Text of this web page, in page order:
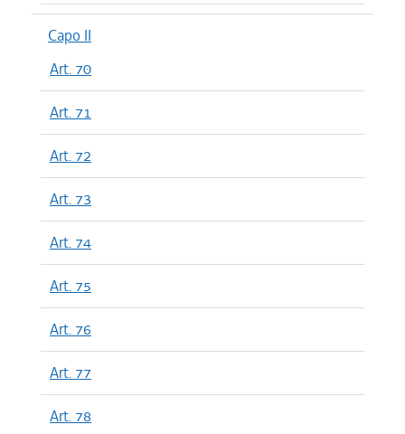
Capo II
Art. 70
Art. 71
Art. 72
Art. 73
Art. 74
Art. 75
Art. 76
Art. 77
Art. 78